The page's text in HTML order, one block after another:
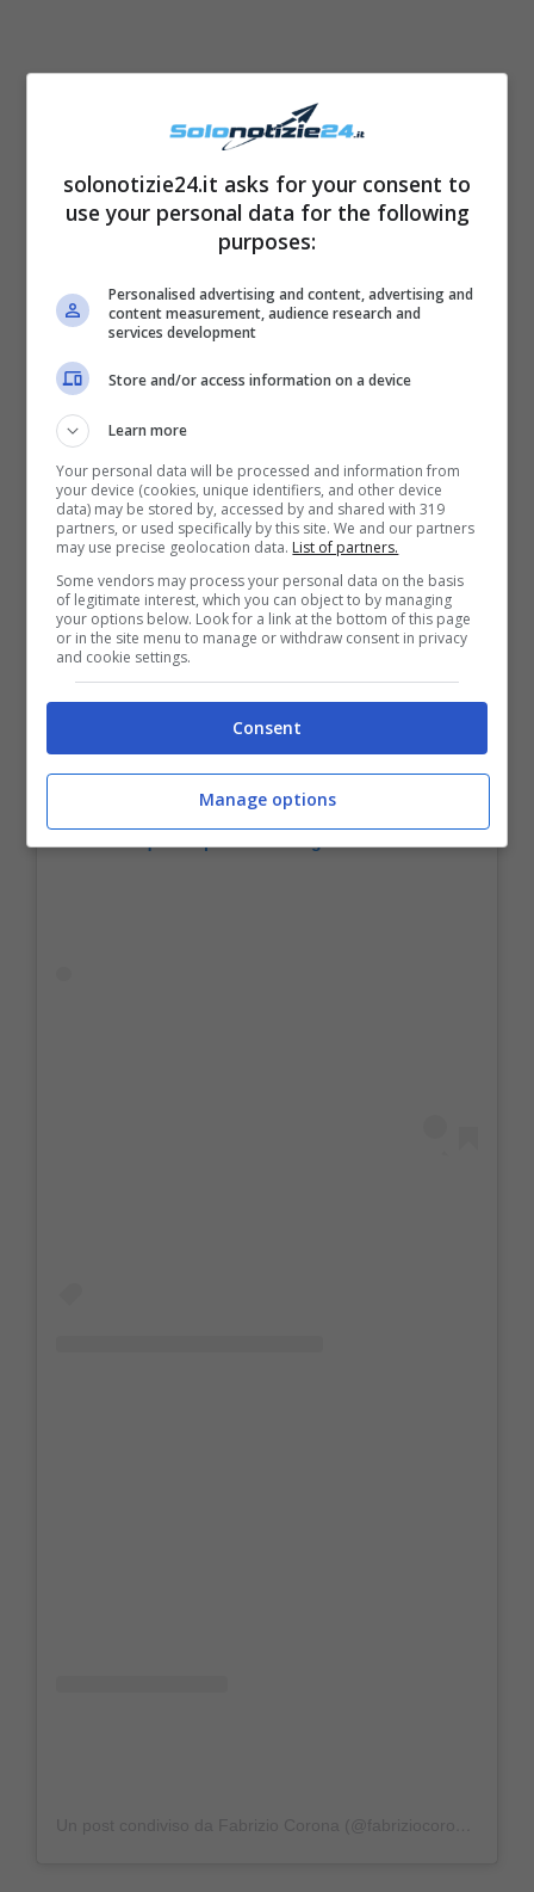
solonotizie24.it asks for your consent to
use your personal data for the following
purposes:
Personalised advertising and content, advertising and
content measurement, audience research and
services development
Store and/or access information on a device
Learn more
Your personal data will be processed and information from
your device (cookies, unique identifiers, and other device
data) may be stored by, accessed by and shared with 319
partners, or used specifically by this site. We and our partners
may use precise geolocation data. List of partners.
Some vendors may process your personal data on the basis
of legitimate interest, which you can object to by managing
your options below. Look for a link at the bottom of this page
or in the site menu to manage or withdraw consent in privacy
and cookie settings.
Consent
Manage options